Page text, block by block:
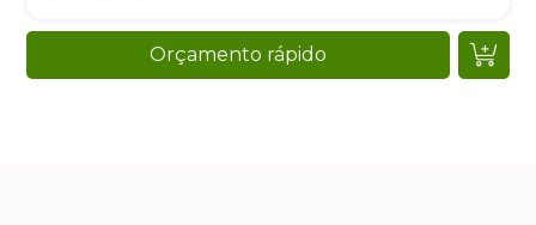
Orçamento rápido